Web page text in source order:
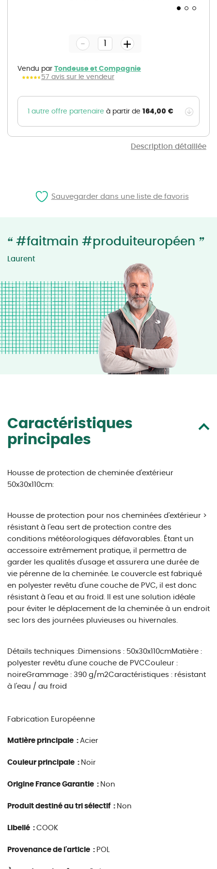
Description détaillée
gallery
Vendu par Tondeuse et Compagnie
57 avis sur le vendeur
- +
1 autre offre partenaire à partir de 164,00 €
“ #faitmain #produiteuropéen ”
Laurent
Caractéristiques
principales
Housse de protection de cheminée d'extérieur
50x30x110cm:
Housse de protection pour nos cheminées d'extérieur >
résistant à l'eau sert de protection contre des
conditions météorologiques défavorables. Étant un
accessoire extrêmement pratique, il permettra de
garder les qualités d'usage et assurera une durée de
vie pérenne de la cheminée. Le couvercle est fabriqué
en polyester revêtu d'une couche de PVC, il est donc
résistant à l'eau et au froid. Il est une solution idéale
pour éviter le déplacement de la cheminée à un endroit
sec lors des journées pluvieuses ou hivernales.
Détails techniques :Dimensions : 50x30x110cmMatière :
polyester revêtu d'une couche de PVCCouleur :
noireGrammage : 390 g/m2Caractéristiques : résistant
à l'eau / au froid
Fabrication Européenne
Matière principale : Acier
Couleur principale : Noir
Origine France Garantie : Non
Produit destiné au tri sélectif : Non
Libellé : COOK
Provenance de l'article : POL
Sauvegarder dans une liste de favoris